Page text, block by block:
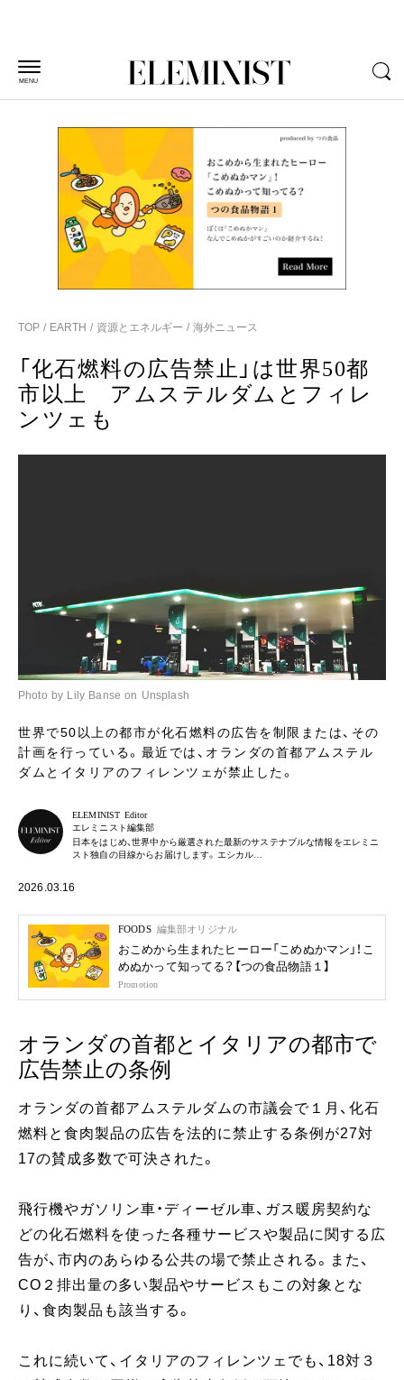
MENU
TOP EARTH 資源とエネルギー 海外ニュース
「化石燃料の広告禁止」は世界50都
市以上 アムステルダムとフィレ
ンツェも
Photo by Lily Banse on Unsplash
世界で50以上の都市が化石燃料の広告を制限または、その
計画を行っている。最近では、オランダの首都アムステル
ダムとイタリアのフィレンツェが禁止した。
ELEMINIST Editor
エレミニスト編集部
日本をはじめ、世界中から厳選された最新のサステナブルな情報をエレミニ
スト独自の目線からお届けします。エシカル…
2026.03.16
FOODS 編集部オリジナル
おこめから生まれたヒーロー「こめぬかマン」！こ
めぬかって知ってる？【つの食品物語１】
Promotion
オランダの首都とイタリアの都市で
広告禁止の条例
オランダの首都アムステルダムの市議会で１月、化石
燃料と食肉製品の広告を法的に禁止する条例が27対
17の賛成多数で可決された。
飛行機やガソリン車・ディーゼル車、ガス暖房契約な
どの化石燃料を使った各種サービスや製品に関する広
告が、市内のあらゆる公共の場で禁止される。また、
CO２排出量の多い製品やサービスもこの対象とな
り、食肉製品も該当する。
これに続いて、イタリアのフィレンツェでも、18対３